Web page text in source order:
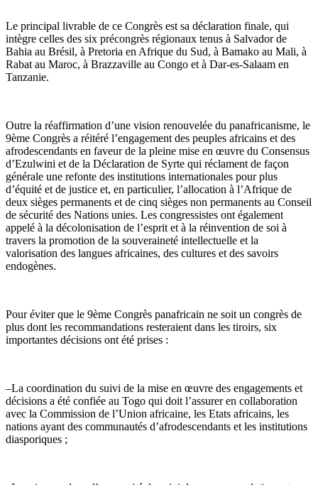
Le principal livrable de ce Congrès est sa déclaration finale, qui
intègre celles des six précongrès régionaux tenus à Salvador de
Bahia au Brésil, à Pretoria en Afrique du Sud, à Bamako au Mali, à
Rabat au Maroc, à Brazzaville au Congo et à Dar-es-Salaam en
Tanzanie.
Outre la réaffirmation d’une vision renouvelée du panafricanisme, le
9ème Congrès a réitéré l’engagement des peuples africains et des
afrodescendants en faveur de la pleine mise en œuvre du Consensus
d’Ezulwini et de la Déclaration de Syrte qui réclament de façon
générale une refonte des institutions internationales pour plus
d’équité et de justice et, en particulier, l’allocation à l’Afrique de
deux sièges permanents et de cinq sièges non permanents au Conseil
de sécurité des Nations unies. Les congressistes ont également
appelé à la décolonisation de l’esprit et à la réinvention de soi à
travers la promotion de la souveraineté intellectuelle et la
valorisation des langues africaines, des cultures et des savoirs
endogènes.
Pour éviter que le 9ème Congrès panafricain ne soit un congrès de
plus dont les recommandations resteraient dans les tiroirs, six
importantes décisions ont été prises :
–La coordination du suivi de la mise en œuvre des engagements et
décisions a été confiée au Togo qui doit l’assurer en collaboration
avec la Commission de l’Union africaine, les Etats africains, les
nations ayant des communautés d’afrodescendants et les institutions
diasporiques ;